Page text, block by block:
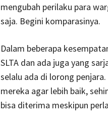
mengubah perilaku para
saja. Begini komparasinya.
Dalam beberapa
SLTA dan ada juga yang
selalu ada di lorong
mereka agar lebih baik,
bisa diterima meskipun